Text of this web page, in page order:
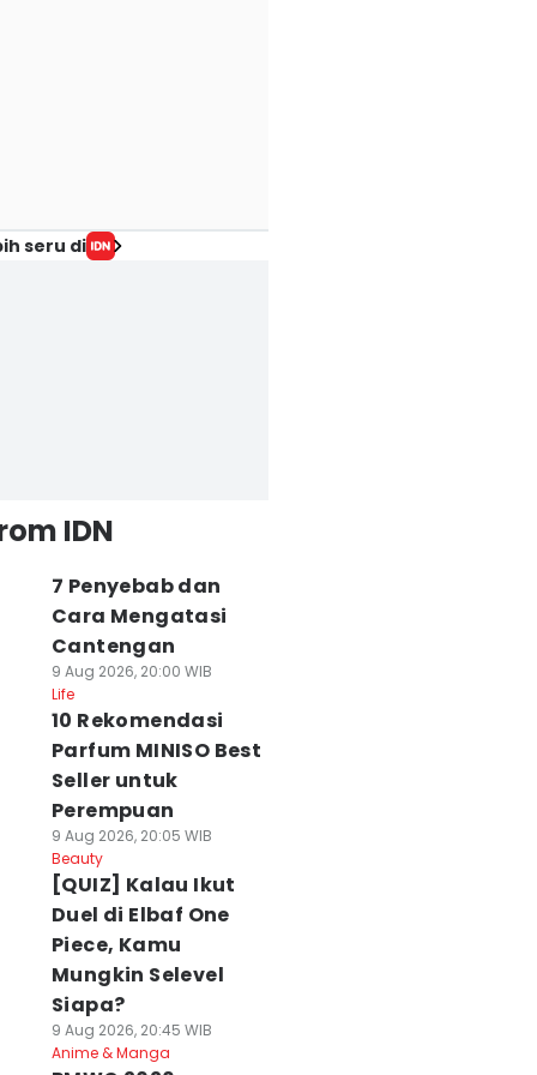
seru di
IDN
7 Penyebab dan
Cara Mengatasi
Cantengan
9 Aug 2026, 20:00 WIB
Life
10 Rekomendasi
Parfum MINISO Best
Seller untuk
Perempuan
9 Aug 2026, 20:05 WIB
Beauty
[QUIZ] Kalau Ikut
Duel di Elbaf One
Piece, Kamu
Mungkin Selevel
Siapa?
9 Aug 2026, 20:45 WIB
Anime & Manga